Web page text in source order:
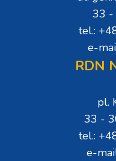
33 -
tel.:
e-
RDN
pl.
33 -
tel.:
e-